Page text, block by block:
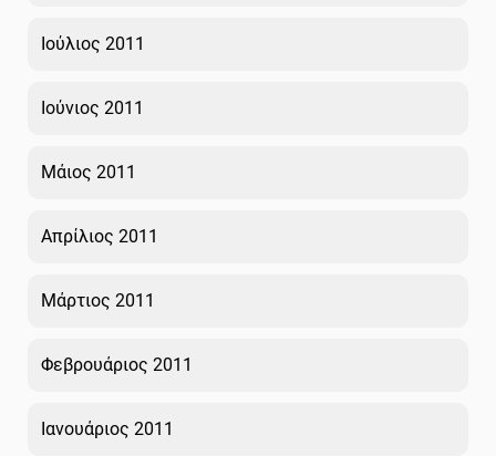
Ιούλιος 2011
Ιούνιος 2011
Μάιος 2011
Απρίλιος 2011
Μάρτιος 2011
Φεβρουάριος 2011
Ιανουάριος 2011